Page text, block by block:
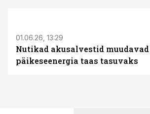
01.06.26, 13:29
Nutikad akusalvestid muudavad
päikeseenergia taas tasuvaks